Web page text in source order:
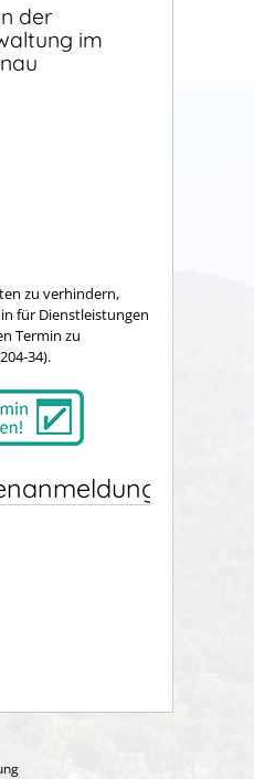
der
im
zu verhindern,
für Dienstleistungen
Termin zu
34).